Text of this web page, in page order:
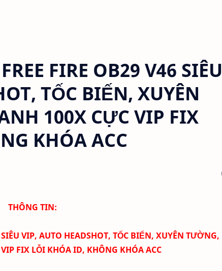
FIRE OB29 V46 SIÊU
TỐC BIẾN, XUYÊN
100X CỰC VIP FIX
KHÓA ACC
THÔNG TIN:
VIP, AUTO HEADSHOT, TỐC BIẾN, XUYÊN TƯỜNG,
FIX LỖI KHÓA ID, KHÔNG KHÓA ACC